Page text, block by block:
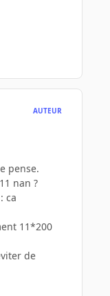
AUTEUR
pense.
nan ?
ca
11*200
de